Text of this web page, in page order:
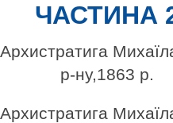
ЧАСТИНА
р-ну,1863 р.